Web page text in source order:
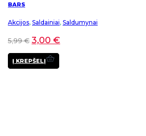
BARS
Akcijos, Saldainiai, Saldumynai
5,99€ 3,00 €
Į KREPŠELĮ